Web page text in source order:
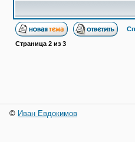
Страница 2 из 3
© Иван Евдокимов